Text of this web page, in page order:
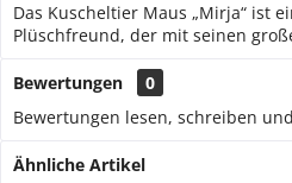
Das Kuscheltier Maus „Mirja“ ist
Plüschfreund, der mit seinen
Bewertungen
0
Bewertungen lesen, schreiben
Ähnliche Artikel